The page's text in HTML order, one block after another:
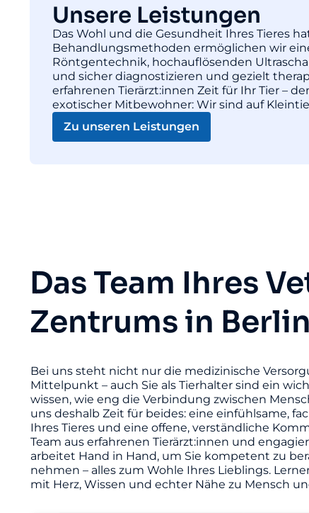
Unsere Leistungen
Das Wohl und die Gesundheit Ihres Tieres
Behandlungsmethoden ermöglichen wir
Röntgentechnik, hochauflösenden
und sicher diagnostizieren und gezielt
erfahrenen Tierärzt:innen Zeit für Ihr Tier –
exotischer Mitbewohner: Wir sind auf
Zu unseren Leistungen
Das Team Ihres
Zentrums in
Bei uns steht nicht nur die medizinische
Mittelpunkt – auch Sie als Tierhalter sind ein
wissen, wie eng die Verbindung zwischen
uns deshalb Zeit für beides: eine einfühlsame,
Ihres Tieres und eine offene, verständliche
Team aus erfahrenen Tierärzt:innen und
arbeitet Hand in Hand, um Sie kompetent zu
nehmen – alles zum Wohle Ihres Lieblings.
mit Herz, Wissen und echter Nähe zu Mensch